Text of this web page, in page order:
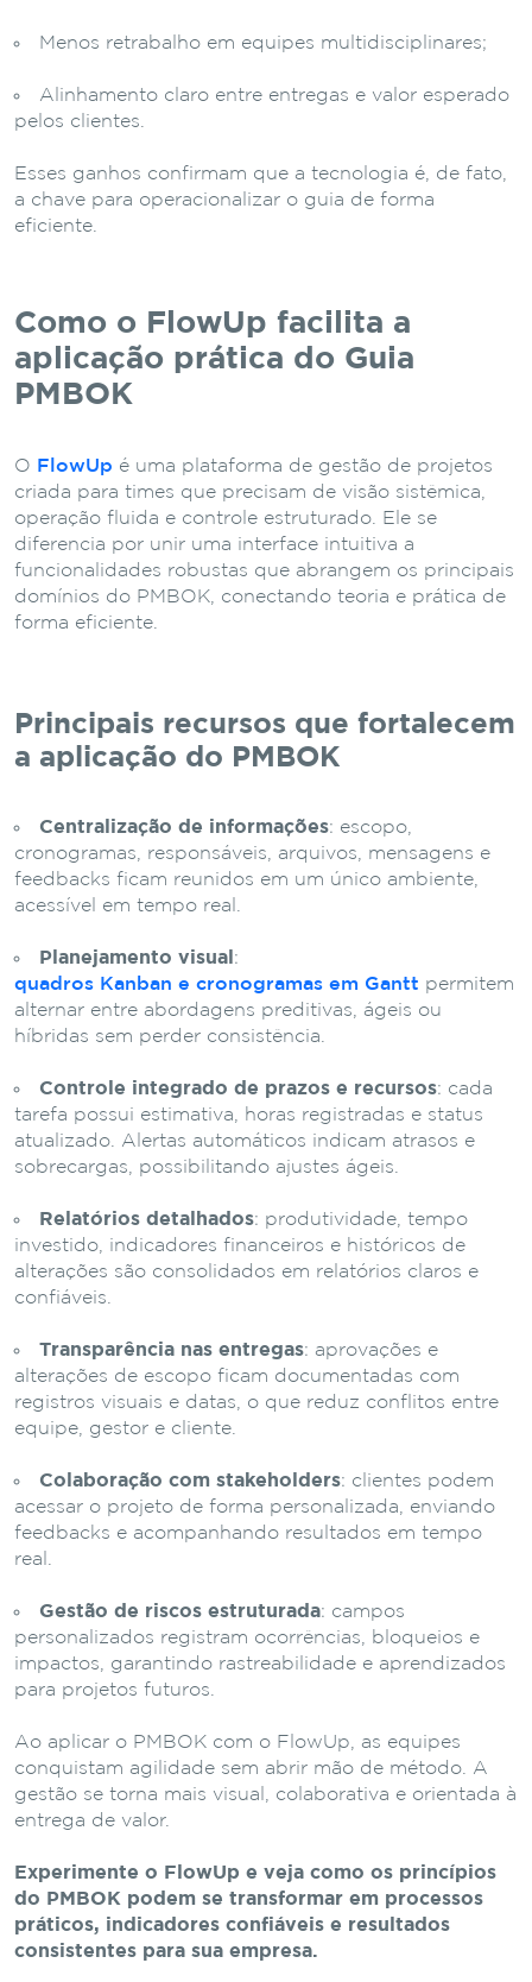
Menos retrabalho em equipes multidisciplinares;
Alinhamento claro entre entregas e valor esperado
pelos clientes.
Esses ganhos confirmam que a tecnologia é, de fato,
a chave para operacionalizar o guia de forma
eficiente.
Como o FlowUp facilita a
aplicação prática do Guia
PMBOK
O FlowUp é uma plataforma de gestão de projetos
criada para times que precisam de visão sistêmica,
operação fluida e controle estruturado. Ele se
diferencia por unir uma interface intuitiva a
funcionalidades robustas que abrangem os principais
domínios do PMBOK, conectando teoria e prática de
forma eficiente.
Principais recursos que fortalecem
a aplicação do PMBOK
Centralização de informações: escopo,
cronogramas, responsáveis, arquivos, mensagens e
feedbacks ficam reunidos em um único ambiente,
acessível em tempo real.
Planejamento visual :
quadros Kanban e cronogramas em Gantt permitem
alternar entre abordagens preditivas, ágeis ou
híbridas sem perder consistência.
Controle integrado de prazos e recursos: cada
tarefa possui estimativa, horas registradas e status
atualizado. Alertas automáticos indicam atrasos e
sobrecargas, possibilitando ajustes ágeis.
Relatórios detalhados: produtividade, tempo
investido, indicadores financeiros e históricos de
alterações são consolidados em relatórios claros e
confiáveis.
Transparência nas entregas: aprovações e
alterações de escopo ficam documentadas com
registros visuais e datas, o que reduz conflitos entre
equipe, gestor e cliente.
Colaboração com stakeholders: clientes podem
acessar o projeto de forma personalizada, enviando
feedbacks e acompanhando resultados em tempo
real.
Gestão de riscos estruturada: campos
personalizados registram ocorrências, bloqueios e
impactos, garantindo rastreabilidade e aprendizados
para projetos futuros.
Ao aplicar o PMBOK com o FlowUp, as equipes
conquistam agilidade sem abrir mão de método. A
gestão se torna mais visual, colaborativa e orientada à
entrega de valor.
Experimente o FlowUp e veja como os princípios
do PMBOK podem se transformar em processos
práticos, indicadores confiáveis e resultados
consistentes para sua empresa.